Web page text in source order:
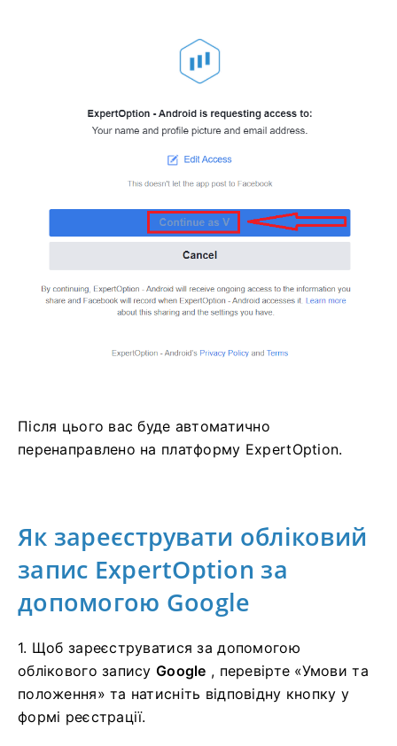
Після цього вас буде автоматично
перенаправлено на платформу ExpertOption.
Як зареєструвати обліковий
запис ExpertOption за
допомогою Google
1. Щоб зареєструватися за допомогою
облікового записуGoogle , перевірте «Умови та
положення» та натисніть відповідну кнопку у
формі реєстрації.